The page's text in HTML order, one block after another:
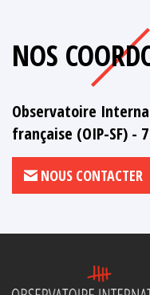
NOS
Observatoire
française (OIP-SF) -
NOUS CONTACTER